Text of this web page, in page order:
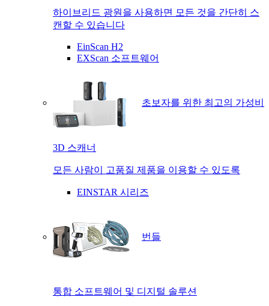
하이브리드 광원을 사용하면 모든 것을 간단히 스
캔할 수 있습니다
EinScan H2
EXScan 소프트웨어
초보자를 위한 최고의 가성비
3D 스캐너
모든 사람이 고품질 제품을 이용할 수 있도록
EINSTAR 시리즈
번들
통합 소프트웨어 및 디지털 솔루션